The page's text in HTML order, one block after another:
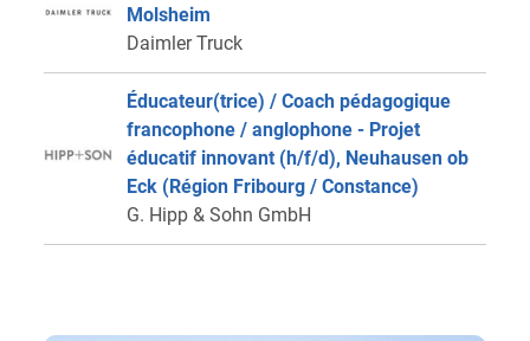
Molsheim
Daimler Truck
Éducateur(trice) / Coach pédagogique
francophone / anglophone - Projet
éducatif innovant (h/f/d), Neuhausen ob
Eck (Région Fribourg / Constance)
G. Hipp & Sohn GmbH